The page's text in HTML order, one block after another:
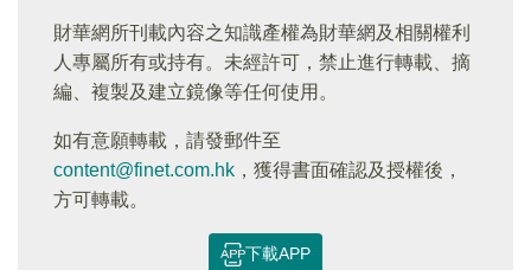
財華網所刊載內容之知識產權為財華網及相關權利
人專屬所有或持有。未經許可，禁止進行轉載、摘
編、複製及建立鏡像等任何使用。
如有意願轉載，請發郵件至
content@finet.com.hk ，獲得書面確認及授權後，
方可轉載。
下載APP